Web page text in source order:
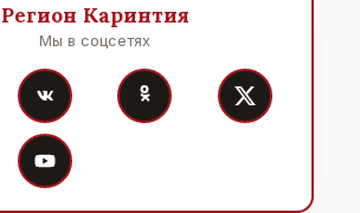
Регион Каринтия
Мы в соцсетях